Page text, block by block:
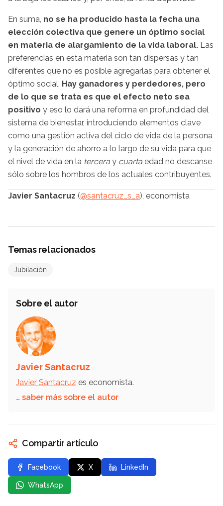
En suma, no se ha producido hasta la fecha una
elección colectiva que genere un óptimo social
en materia de alargamiento de la vida laboral. Las
preferencias en esta materia son tan dispersas y tan
diferentes que no es posible agregarlas para obtener el
óptimo social. Hay ganadores y perdedores, pero
de lo que se trata es que el efecto neto sea
positivo y eso lo dará una reforma en profundidad del
sistema de bienestar, introduciendo elementos clave
como una gestión activa del ciclo de vida de la persona
y la generación de ahorro a lo largo de su vida para que
el nivel de vida en la tercera y cuarta edad no descanse
sólo sobre los hombros de los actuales contribuyentes.
Javier Santacruz (@santacruz_s_a), economista
Temas relacionados
Jubilación
Sobre el autor
Javier Santacruz
Javier Santacruz es economista.
… saber más sobre el autor
Compartir artículo
Facebook X LinkedIn
WhatsApp